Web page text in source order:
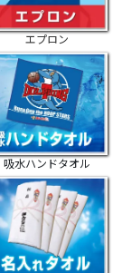
エプロン
吸水ハンドタオル